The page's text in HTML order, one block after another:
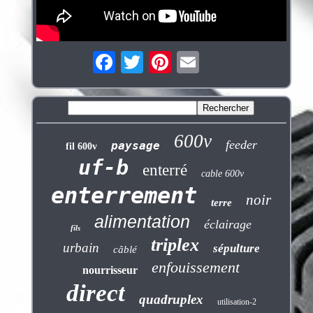
fil 600v paysage 600v feeder
uf-b enterré cable 600v
enterrement terre noir
fils alimentation éclairage
urbain câblé triplex sépulture
nourrisseur enfouissement
direct quadruplex utilisation-2